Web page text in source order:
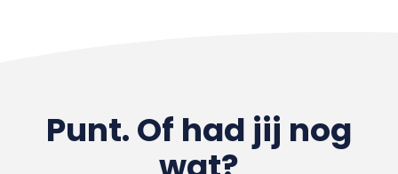
Punt. Of had jij nog